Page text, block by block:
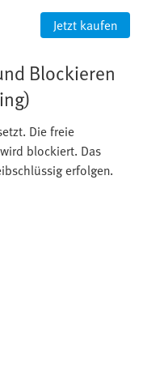
Jetzt kaufen
Blockieren
Die freie
blockiert. Das
erfolgen.